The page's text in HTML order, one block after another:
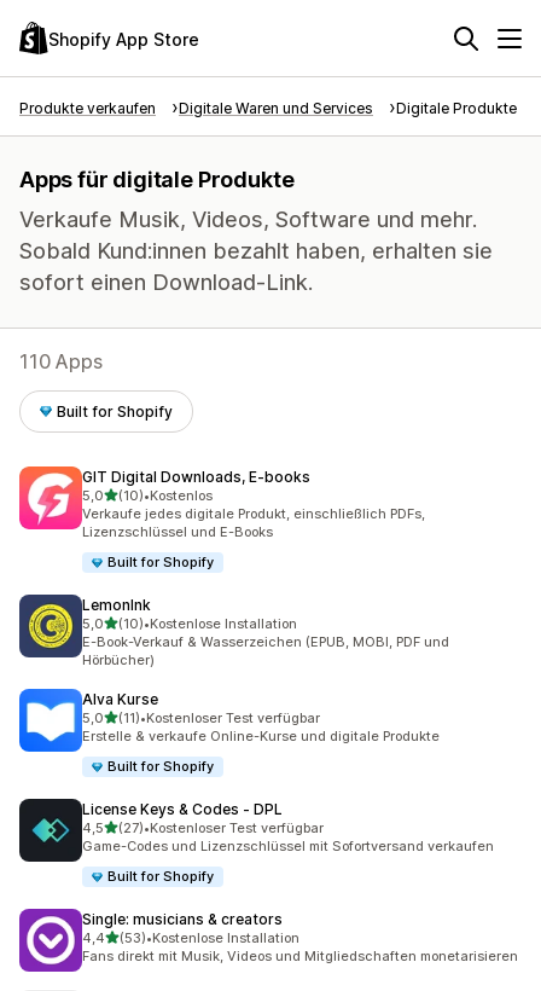
Shopify App Store
Produkte verkaufen Digitale Waren und Services Digitale Produkte
Apps für digitale Produkte
Verkaufe Musik, Videos, Software und mehr.
Sobald Kund:innen bezahlt haben, erhalten sie
sofort einen Download-Link.
110 Apps
Built for Shopify
GIT Digital Downloads, E‑books
5,0von 5 Sternen
(10)
10 Rezensionen insgesamt
•Kostenlos
Verkaufe jedes digitale Produkt, einschließlich PDFs,
Lizenzschlüssel und E-Books
Built for Shopify
LemonInk
5,0von 5 Sternen
(10)
10 Rezensionen insgesamt
•Kostenlose Installation
E-Book-Verkauf & Wasserzeichen (EPUB, MOBI, PDF und
Hörbücher)
Alva Kurse
5,0von 5 Sternen
(11)
11 Rezensionen insgesamt
•Kostenloser Test verfügbar
Erstelle & verkaufe Online-Kurse und digitale Produkte
Built for Shopify
License Keys & Codes ‑ DPL
4,5von 5 Sternen
(27)
27 Rezensionen insgesamt
•Kostenloser Test verfügbar
Game-Codes und Lizenzschlüssel mit Sofortversand verkaufen
Built for Shopify
Single: musicians & creators
4,4von 5 Sternen
(53)
53 Rezensionen insgesamt
•Kostenlose Installation
Fans direkt mit Musik, Videos und Mitgliedschaften monetarisieren